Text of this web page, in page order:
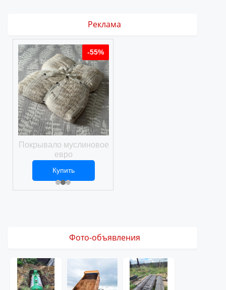
Реклама
-55%
Покрывало муслиновое
евро
2 469 ₽
Купить
Фото-объявления